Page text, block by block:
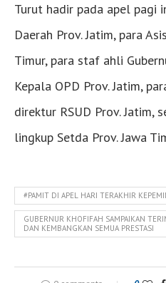
Turut hadir pada apel pagi
Daerah Prov. Jatim, para
Timur, para staf ahli
Kepala OPD Prov. Jatim,
direktur RSUD Prov. Jatim,
lingkup Setda Prov. Jawa
#PAMIT DI APEL HARI TERAKHIR
GUBERNUR KHOFIFAH SAMPAIKAN
DAN KEMBANGKAN SEMUA PRESTASI